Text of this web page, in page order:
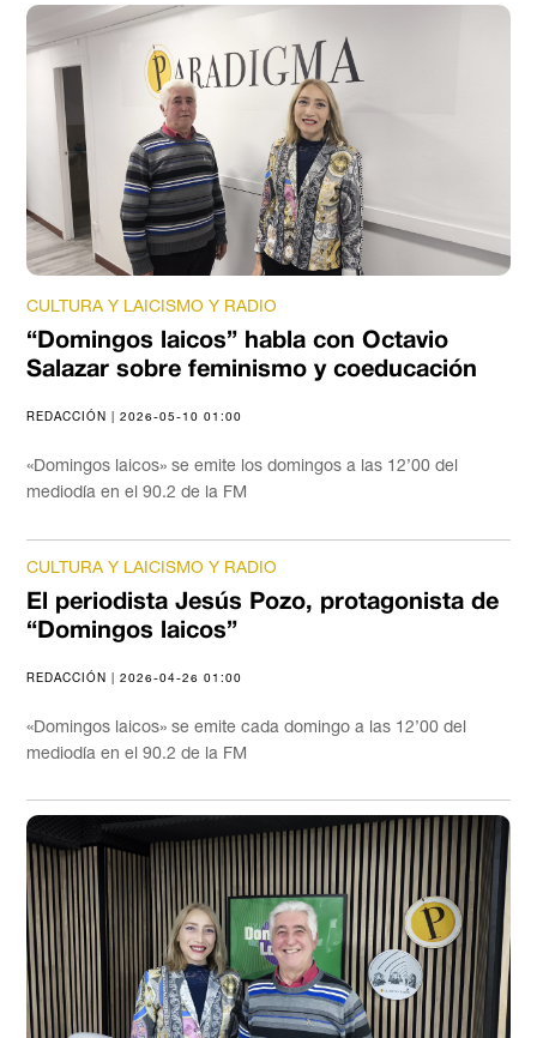
CULTURA Y LAICISMO Y RADIO
“Domingos laicos” habla con Octavio
Salazar sobre feminismo y coeducación
REDACCIÓN | 2026-05-10 01:00
«Domingos laicos» se emite los domingos a las 12’00 del
mediodía en el 90.2 de la FM
CULTURA Y LAICISMO Y RADIO
El periodista Jesús Pozo, protagonista de
“Domingos laicos”
REDACCIÓN | 2026-04-26 01:00
«Domingos laicos» se emite cada domingo a las 12’00 del
mediodía en el 90.2 de la FM